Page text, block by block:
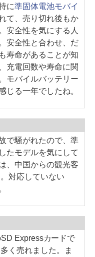
に準固体電池モバイ
て、売り切れ後もか
安全性を気にする人
安全性と合わせ、だ
寿命があることが知
充電回数や寿命に関
モバイルバッテリー
じる一年でしたね。
で騒がれたので、準
たモデルを気にして
、中国からの観光客
対応していない
Expressカードで
く売れました。ま